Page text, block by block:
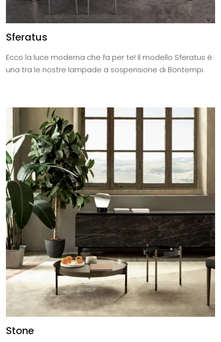
Sferatus
Ecco la luce moderna che fa per te! Il modello Sferatus è
una tra le nostre lampade a sospensione di Bontempi.
Stone